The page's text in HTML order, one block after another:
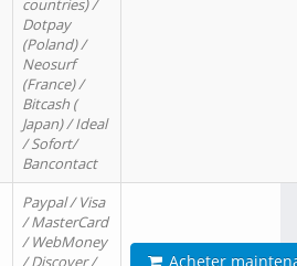
countries) /
Dotpay
(Poland) /
Neosurf
(France) /
Bitcash (
Japan) / Ideal
/ Sofort/
Bancontact
Paypal / Visa
/ MasterCard
/ WebMoney
/ Discover /
Acheter